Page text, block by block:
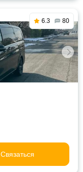
6.3 80
Связаться